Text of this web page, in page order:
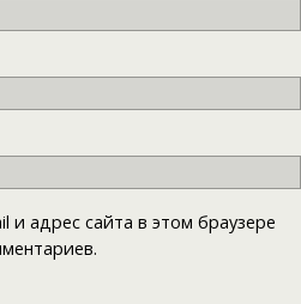
и адрес сайта в этом браузере